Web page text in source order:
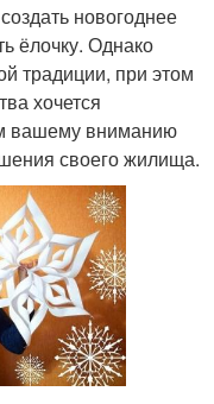
новогоднее
ёлочку. Однако
традиции, при этом
хочется
вашему вниманию
своего жилища.